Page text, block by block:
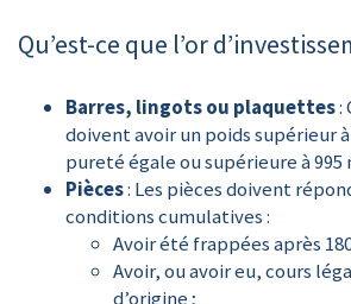
Qu’est-ce que l’or
Barres, lingots ou plaquettes:
doivent avoir un poids supérieur
pureté égale ou supérieure à 995
Pièces: Les pièces doivent
conditions cumulatives :
Avoir été frappées après
Avoir, ou avoir eu, cours
d’origine ;